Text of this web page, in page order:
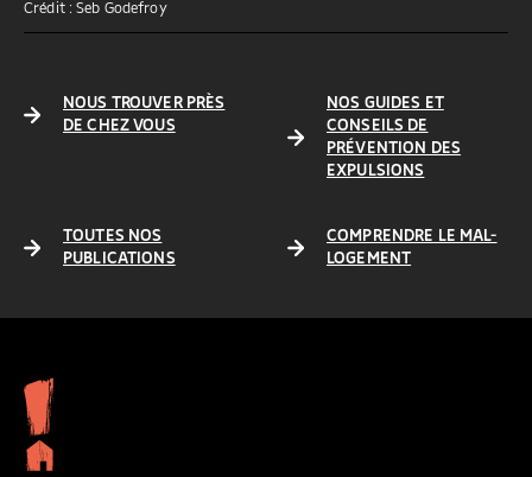
Crédit : Seb Godefroy
NOUS TROUVER PRÈS
DE CHEZ VOUS
NOS GUIDES ET
CONSEILS DE
PRÉVENTION DES
EXPULSIONS
TOUTES NOS
PUBLICATIONS
COMPRENDRE LE MAL-
LOGEMENT